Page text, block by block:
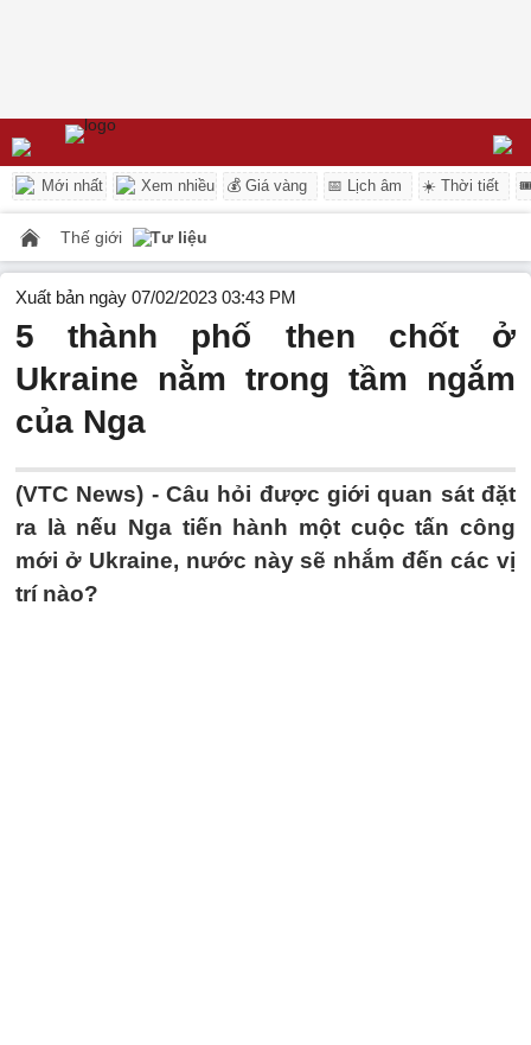
Mới nhất Xem nhiều 💰 Giá vàng 📅 Lịch âm ☀️ Thời tiết
Thế giới Tư liệu
Xuất bản ngày 07/02/2023 03:43 PM
5 thành phố then chốt ở
Ukraine nằm trong tầm ngắm
của Nga
(VTC News) - Câu hỏi được giới quan sát đặt
ra là nếu Nga tiến hành một cuộc tấn công
mới ở Ukraine, nước này sẽ nhắm đến các vị
trí nào?